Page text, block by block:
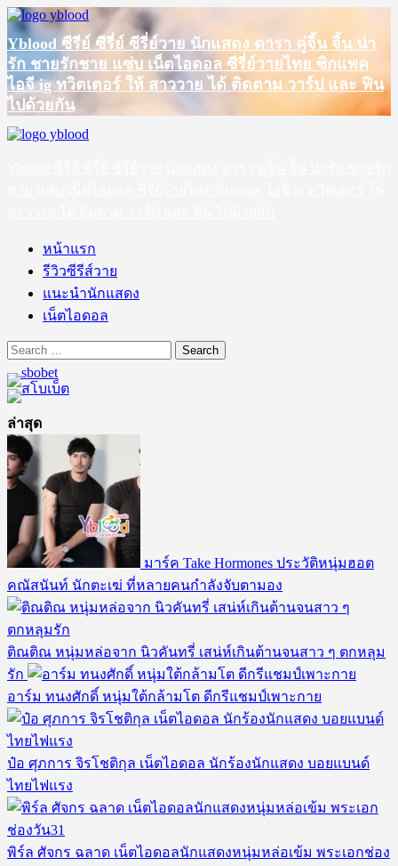
Skip
to
content
Yblood ซีรีย์ ซีรี่ย์ ซีรี่ย์วาย นักแสดง ดารา คู่จิ้น จิ้น น่า
รัก ชายรักชาย แซ่บ เน็ตไอดอล ซีรี่ย์วายไทย ซิกแพค
ไอจี ig ทวิตเตอร์ ให้ สาววาย ได้ ติดตาม วาร์ป และ ฟิน
ไปด้วยกัน
Primary
หน้าแรก
รีวิวซีรีส์วาย
แนะนำนักแสดง
เน็ตไอดอล
Search
for:
ล่าสุด
มาร์ค Take Hormones ประวัติหนุ่มฮอต
คณัสนันท์ นักตะเฆ่ ที่หลายคนกำลังจับตามอง
ติณติณ หนุ่มหล่อจาก นิวคันทรี่ เสน่ห์เกินต้านจนสาว ๆ ตกหลุม
รัก
อาร์ม ทนงศักดิ์ หนุ่มใต้กล้ามโต ดีกรีแชมป์เพาะกาย
ป๋อ ศุภการ จิรโชติกุล เน็ตไอดอล นักร้องนักแสดง บอยแบนด์
ไทยไฟแรง
พิร์ล ศัจกร ฉลาด เน็ตไอดอลนักแสดงหนุ่มหล่อเข้ม พระเอกช่อง